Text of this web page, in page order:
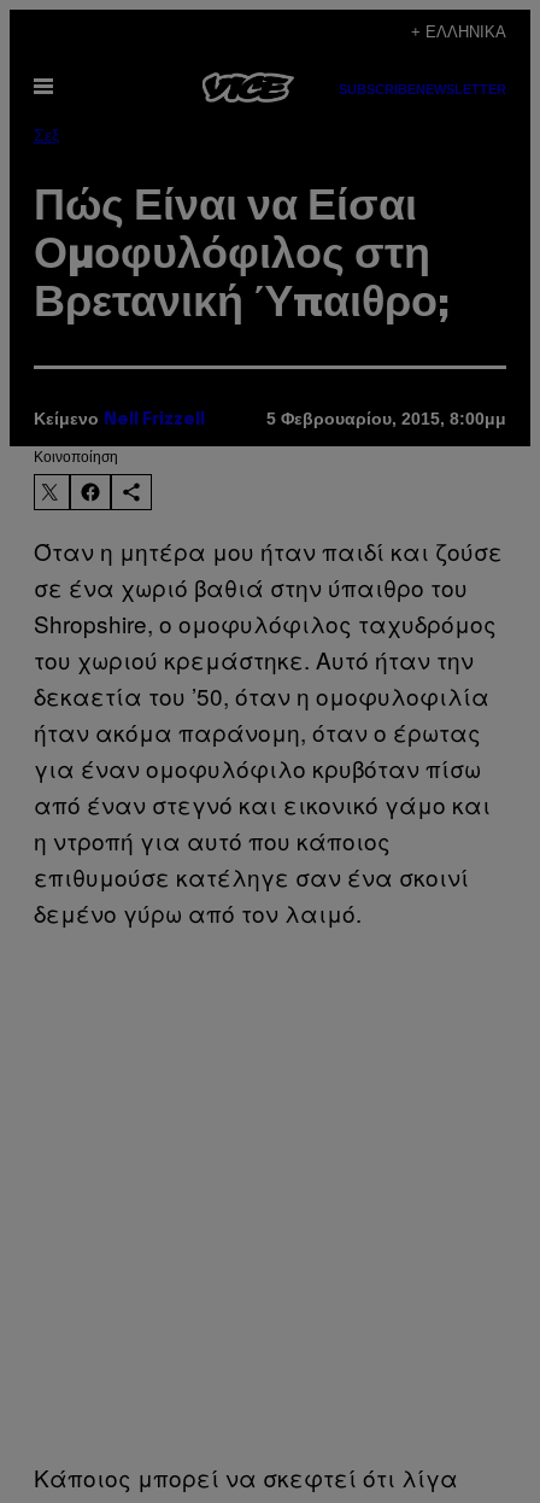
περιεχόμενο
+ ΕΛΛΗΝΙΚΆ
Ανοίξτε
SUBSCRIBENEWSLETTER
Σεξ
Πώς Είναι να Είσαι
Ομοφυλόφιλος στη
Βρετανική Ύπαιθρο;
Κείμενο Nell Frizzell 5 Φεβρουαρίου, 2015, 8:00μμ
Kοινοποίηση
Όταν η μητέρα μου ήταν παιδί και ζούσε
σε ένα χωριό βαθιά στην ύπαιθρο του
Shropshire, ο ομοφυλόφιλος ταχυδρόμος
του χωριού κρεμάστηκε. Αυτό ήταν την
δεκαετία του ’50, όταν η ομοφυλοφιλία
ήταν ακόμα παράνομη, όταν ο έρωτας
για έναν ομοφυλόφιλο κρυβόταν πίσω
από έναν στεγνό και εικονικό γάμο και
η ντροπή για αυτό που κάποιος
επιθυμούσε κατέληγε σαν ένα σκοινί
δεμένο γύρω από τον λαιμό.
Κάποιος μπορεί να σκεφτεί ότι λίγα